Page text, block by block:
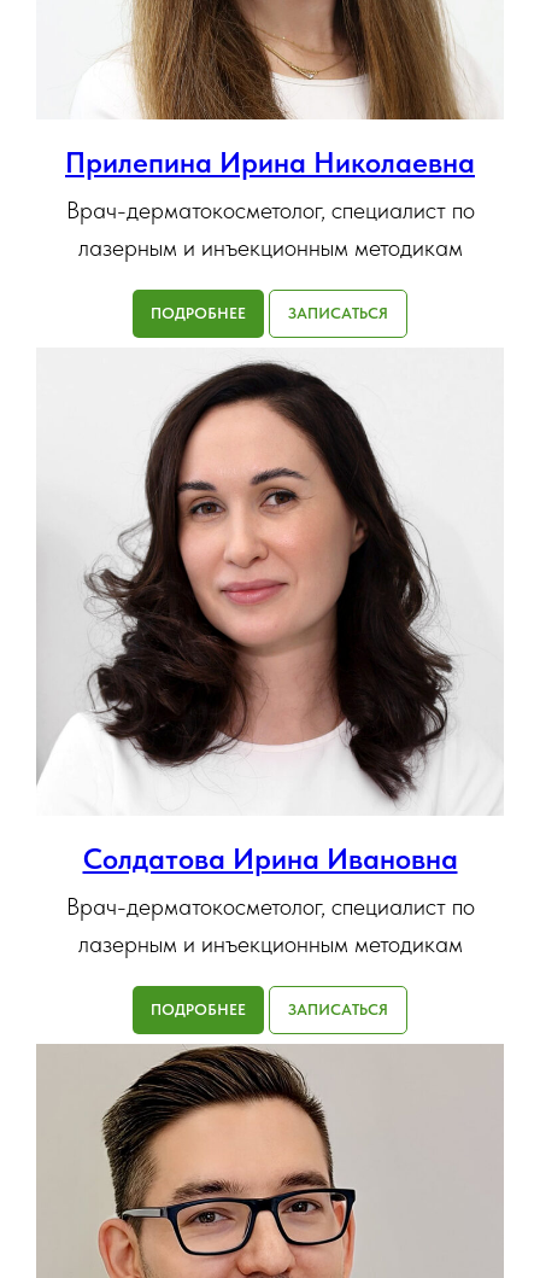
Прилепина Ирина Николаевна
Врач-дерматокосметолог, специалист по
лазерным и инъекционным методикам
ПОДРОБНЕЕ ЗАПИСАТЬСЯ
Солдатова Ирина Ивановна
Врач-дерматокосметолог, специалист по
лазерным и инъекционным методикам
ПОДРОБНЕЕ ЗАПИСАТЬСЯ